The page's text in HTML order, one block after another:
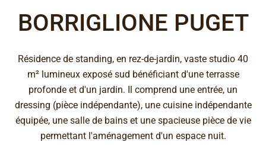
BORRIGLIONE PUGET
Résidence de standing, en rez-de-jardin, vaste studio 40
m² lumineux exposé sud bénéficiant d'une terrasse
profonde et d'un jardin. Il comprend une entrée, un
dressing (pièce indépendante), une cuisine indépendante
équipée, une salle de bains et une spacieuse pièce de vie
permettant l'aménagement d'un espace nuit.